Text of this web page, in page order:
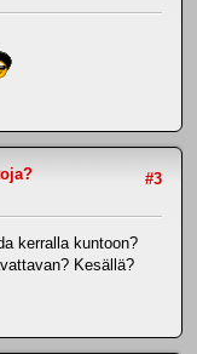
#3
kerralla kuntoon?
Kesällä?